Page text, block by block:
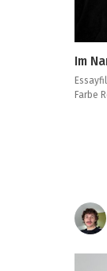
Im
Farbe